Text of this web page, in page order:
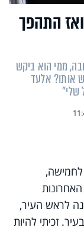
קצין לוחם בשייטת 13, ואז התהפך
ממי הוא ביקש
אותו? אלעד
שלי"
ואב לחמישה,
לראש העיר,
זכיתי להיות